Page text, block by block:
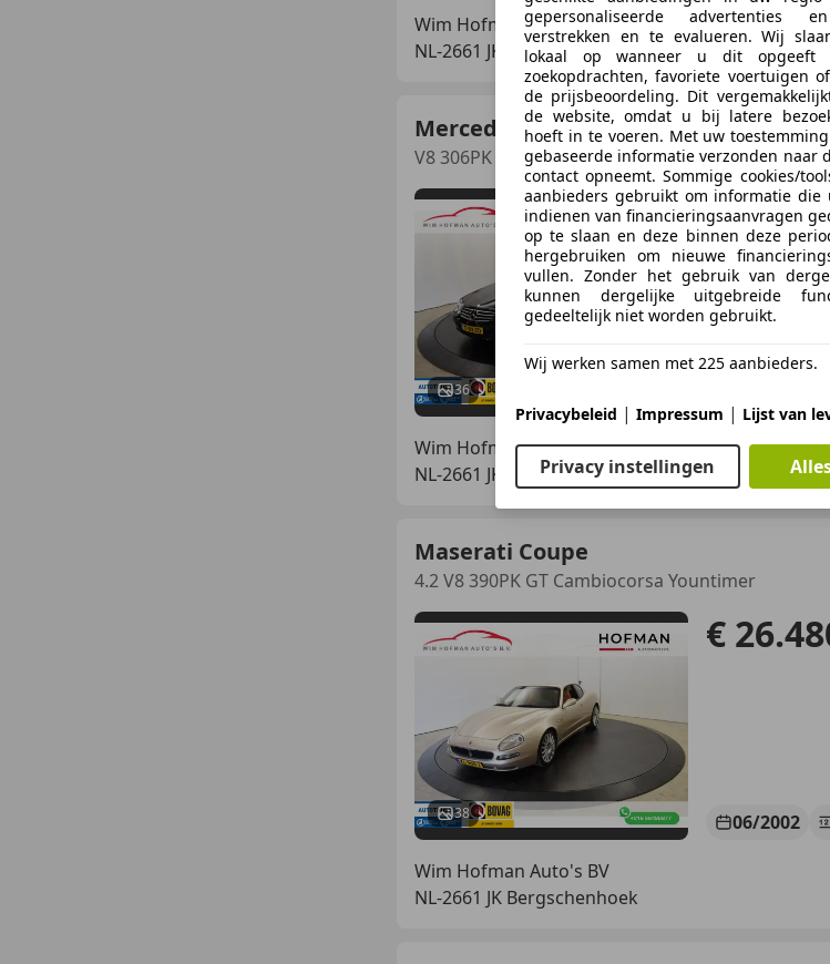
Wim Hofman Auto's BV
NL-2661 JK Bergschenhoek
Mercedes-Benz SL 500
V8 306PK Youngtimer Navi Clima Leer PDC
36
€
Wim Hofman Auto's BV
NL-2661 JK Bergschenhoek
Maserati Coupe
4.2 V8 390PK GT Cambiocorsa Yountimer
38
€
06/2002
Wim Hofman Auto's BV
NL-2661 JK Bergschenhoek
gepersonaliseerde advertenties
verstrekken en te evalueren. Wij
lokaal op wanneer u dit opgeeft
zoekopdrachten, favoriete voertuigen
de prijsbeoordeling. Dit
de website, omdat u bij latere
hoeft in te voeren. Met uw
gebaseerde informatie verzonden naar
contact opneemt. Sommige cookies/
aanbieders gebruikt om informatie
indienen van financieringsaanvragen
op te slaan en deze binnen deze
hergebruiken om nieuwe
vullen. Zonder het gebruik van
kunnen dergelijke uitgebreide
gedeeltelijk niet worden gebruikt.
Wij werken samen met 225 aanbieders.
Privacybeleid | Impressum | Lijst van
Privacy instellingen